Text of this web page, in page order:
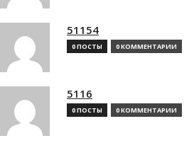
51154
0 ПОСТЫ 0 КОММЕНТАРИИ
5116
0 ПОСТЫ 0 КОММЕНТАРИИ